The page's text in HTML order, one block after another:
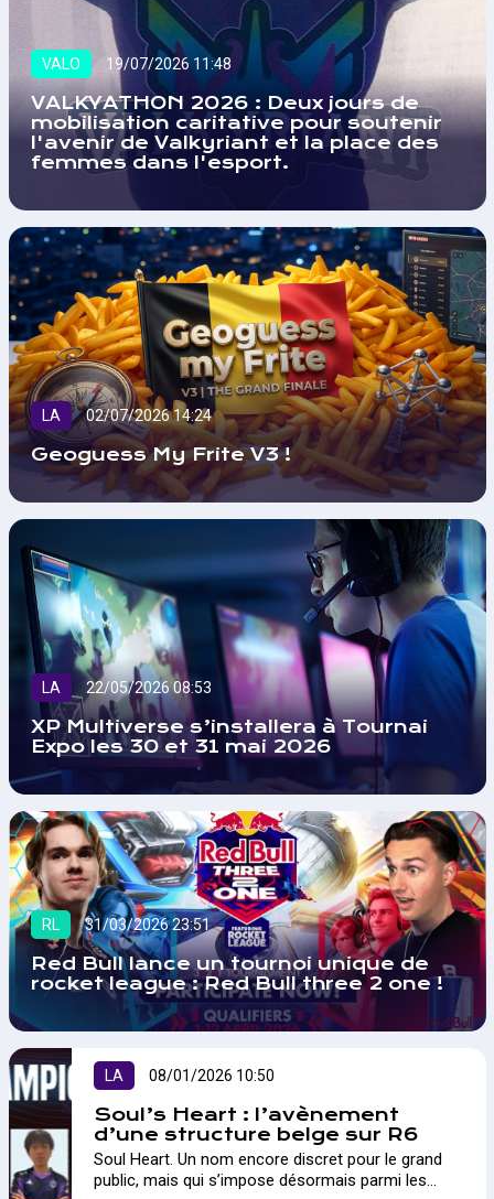
VALO 19/07/2026 11:48
VALKYATHON 2026 : Deux jours de
mobilisation caritative pour soutenir
l'avenir de Valkyriant et la place des
femmes dans l'esport.
LA 02/07/2026 14:24
Geoguess My Frite V3 !
LA 22/05/2026 08:53
XP Multiverse s’installera à Tournai
Expo les 30 et 31 mai 2026
RL 31/03/2026 23:51
Red Bull lance un tournoi unique de
rocket league : Red Bull three 2 one !
LA 08/01/2026 10:50
Soul’s Heart : l’avènement
d’une structure belge sur R6
Soul Heart. Un nom encore discret pour le grand
public, mais qui s’impose désormais parmi les